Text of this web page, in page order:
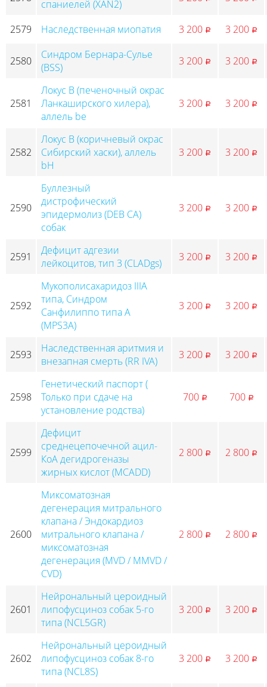
спаниелей (XAN2)
2579 Наследственная миопатия 3 200 p 3 200 p
2580
Синдром Бернара-Сулье
(BSS)
3 200 p 3 200 p
2581
Локус B (печеночный окрас
Ланкаширского хилера),
аллель be
3 200 p 3 200 p
2582
Локус B (коричневый окрас
Сибирский хаски), аллель
bH
3 200 p 3 200 p
2590
Буллезный
дистрофический
эпидермолиз (DEB CA)
собак
3 200 p 3 200 p
2591
Дефицит адгезии
лейкоцитов, тип 3 (CLADgs)
3 200 p 3 200 p
2592
Мукополисахаридоз IIIА
типа, Синдром
Санфилиппо типа А
(MPS3А)
3 200 p 3 200 p
2593
Наследственная аритмия и
внезапная смерть (RR IVA)
3 200 p 3 200 p
2598
Генетический паспорт (
Только при сдаче на
установление родства)
700 p 700 p
2599
Дефицит
среднецепочечной ацил-
КoA дегидрогеназы
жирных кислот (MCADD)
2 800 p 2 800 p
2600
Миксоматозная
дегенерация митрального
клапана / Эндокардиоз
митрального клапана /
миксоматозная
дегенерация (MVD / MMVD /
CVD)
2 800 p 2 800 p
2601
Нейрональный цероидный
липофусциноз собак 5-го
типа (NCL5GR)
3 200 p 3 200 p
2602
Нейрональный цероидный
липофусциноз собак 8-го
типа (NCL8S)
3 200 p 3 200 p